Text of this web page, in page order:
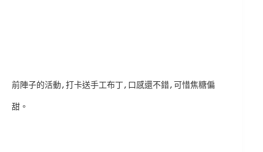
前陣子的活動,打卡送手工布丁,口感還不錯,可惜焦糖偏
甜。